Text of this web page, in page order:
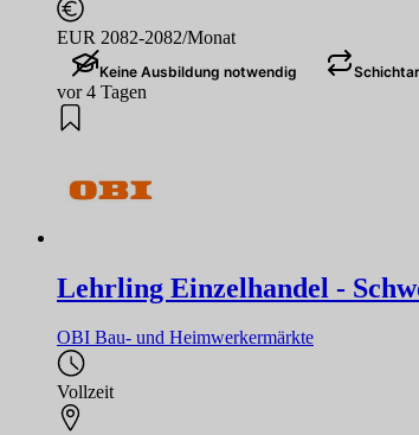
EUR 2082-2082/Monat
Keine Ausbildung notwendig
vor 4 Tagen
Lehrling Einzelhandel -
OBI Bau- und Heimwerkermärkte
Vollzeit